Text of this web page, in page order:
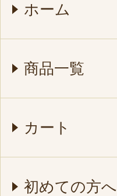
ホーム
商品一覧
カート
初めての方へ